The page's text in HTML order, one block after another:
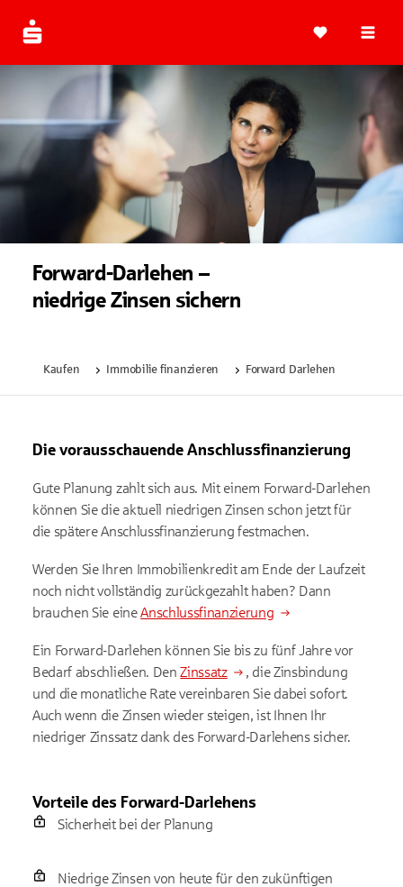
Forward-Darlehen –
niedrige Zinsen sichern
Kaufen Immobilie finanzieren Forward Darlehen
Die vorausschauende Anschlussfinanzierung
Gute Planung zahlt sich aus. Mit einem Forward-Darlehen
können Sie die aktuell niedrigen Zinsen schon jetzt für
die spätere Anschlussfinanzierung festmachen.
Werden Sie Ihren Immobilienkredit am Ende der Laufzeit
noch nicht vollständig zurückgezahlt haben? Dann
brauchen Sie eineAnschlussfinanzierung
Ein Forward-Darlehen können Sie bis zu fünf Jahre vor
Bedarf abschließen. DenZinssatz
, die Zinsbindung
und die monatliche Rate vereinbaren Sie dabei sofort.
Auch wenn die Zinsen wieder steigen, ist Ihnen Ihr
niedriger Zinssatz dank des Forward-Darlehens sicher.
Vorteile des Forward-Darlehens
Sicherheit bei der Planung
Niedrige Zinsen von heute für den zukünftigen